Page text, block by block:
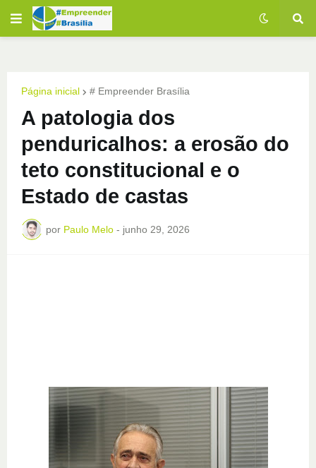
Página inicial # Empreender Brasília
A patologia dos
penduricalhos: a erosão do
teto constitucional e o
Estado de castas
por Paulo Melo - junho 29, 2026